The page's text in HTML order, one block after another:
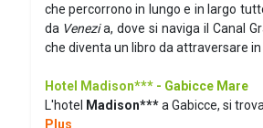
che percorrono in lungo e in largo
da Venezia, dove si naviga il Canal
che diventa un libro da attraversare
Hotel Madison***- Gabicce Mare
L'hotel
Madison*** a Gabicce, si trova
Plus